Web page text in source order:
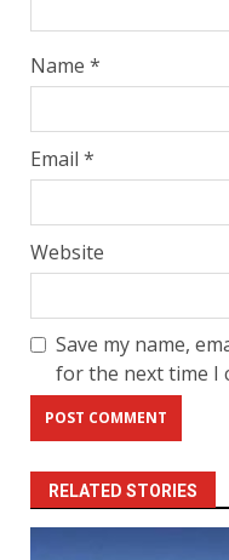
Name *
Email *
Website
Save my name,
for the next time I
RELATED STORIES